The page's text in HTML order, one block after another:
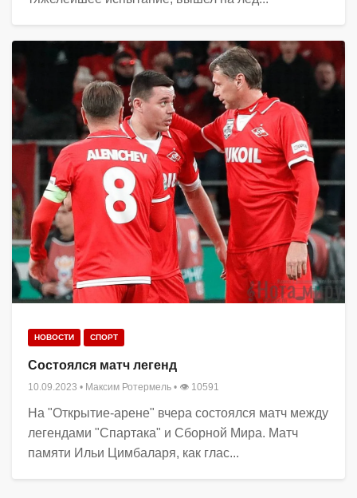
НОВОСТИ СПОРТ
Состоялся матч легенд
10.09.2023 • Максим Ротермель • 👁 10591
На "Открытие-арене" вчера состоялся матч между
легендами "Спартака" и Сборной Мира. Матч
памяти Ильи Цимбаларя, как глас...